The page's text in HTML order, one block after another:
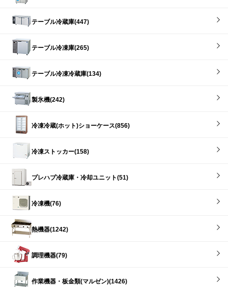
テーブル冷蔵庫(447)
テーブル冷凍庫(265)
テーブル冷凍冷蔵庫(134)
製氷機(242)
冷凍冷蔵(ホット)ショーケース(856)
冷凍ストッカー(158)
プレハブ冷蔵庫・冷却ユニット(51)
冷凍機(76)
熱機器(1242)
調理機器(79)
作業機器・板金類(マルゼン)(1426)